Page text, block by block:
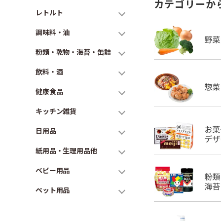
レトルト
調味料・油
粉類・乾物・海苔・缶詰
飲料・酒
健康食品
キッチン雑貨
日用品
紙用品・生理用品他
ベビー用品
ペット用品
カテゴリーか